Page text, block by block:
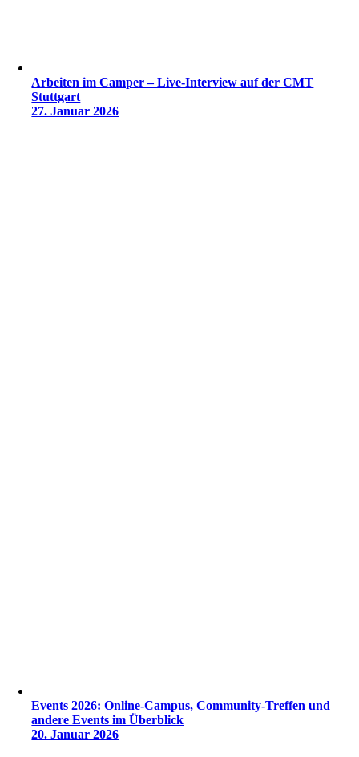
Arbeiten im Camper – Live-Interview auf der CMT
Stuttgart
27. Januar 2026
Events 2026: Online-Campus, Community-Treffen und
andere Events im Überblick
20. Januar 2026